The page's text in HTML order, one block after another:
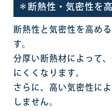
＊断熱性・気密性を
断熱性と気密性を高め
す。
分厚い断熱材によって
にくくなります。
さらに、高い気密性に
しません。